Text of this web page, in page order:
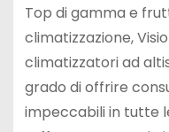
Top di gamma e
climatizzazione,
climatizzatori ad
grado di offrire
impeccabili in tutte